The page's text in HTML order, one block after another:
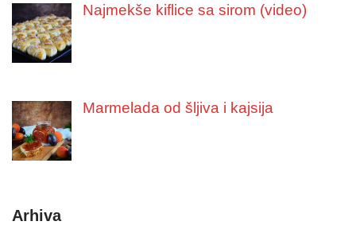
Najmekše kiflice sa sirom (video)
Marmelada od šljiva i kajsija
Arhiva